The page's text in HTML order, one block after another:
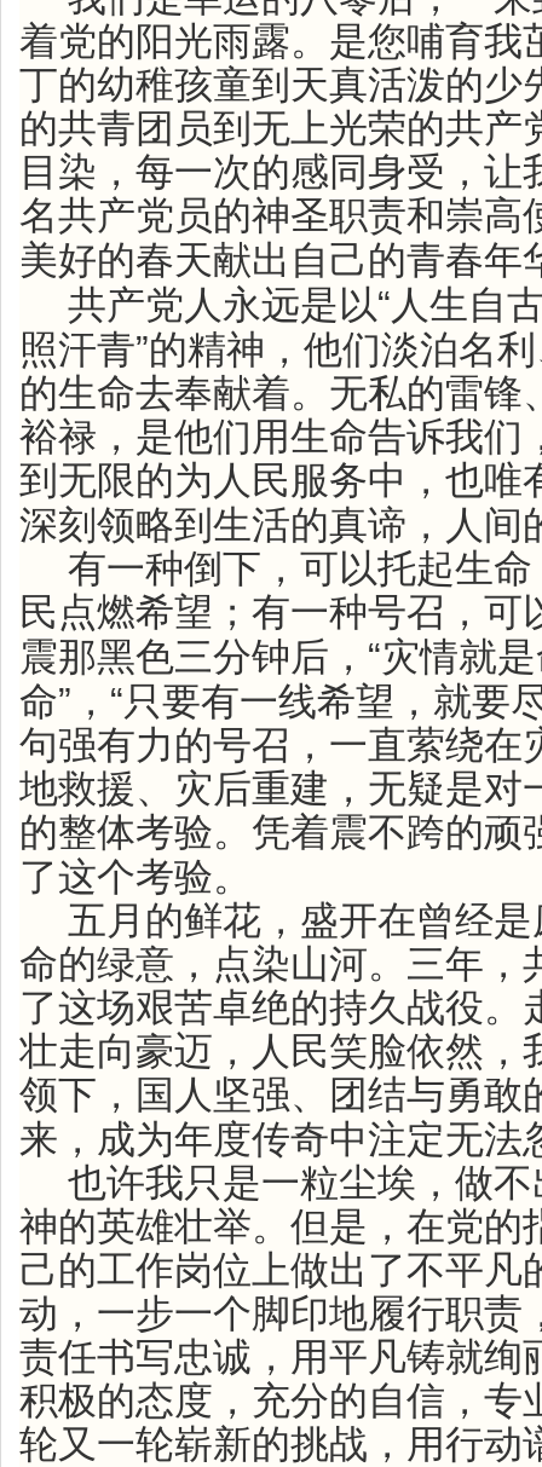
着党的阳光雨露。是您哺育我
丁的幼稚孩童到天真活泼的少
的共青团员到无上光荣的共产
目染，每一次的感同身受，让
名共产党员的神圣职责和崇高
美好的春天献出自己的青春年
共产党人永远是以“人生自
照汗青”的精神，他们淡泊名
的生命去奉献着。无私的雷锋
裕禄，是他们用生命告诉我们
到无限的为人民服务中，也唯
深刻领略到生活的真谛，人间
有一种倒下，可以托起生
民点燃希望；有一种号召，可
震那黑色三分钟后， “灾情就
命” ， “只要有一线希望，就要
句强有力的号召，一直萦绕在
地救援、灾后重建，无疑是对
的整体考验。凭着震不跨的顽
了这个考验。
五月的鲜花，盛开在曾经
命的绿意，点染山河。三年，
了这场艰苦卓绝的持久战役。
壮走向豪迈，人民笑脸依然，
领下，国人坚强、团结与勇敢
来，成为年度传奇中注定无法
也许我只是一粒尘埃，做
神的英雄壮举。但是，在党的
己的工作岗位上做出了不平凡
动，一步一个脚印地履行职责
责任书写忠诚，用平凡铸就绚
积极的态度，充分的自信，专
轮又一轮崭新的挑战，用行动